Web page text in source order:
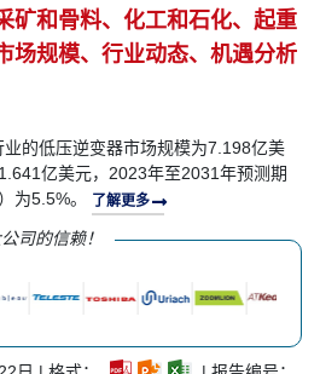
矿和骨料、化工和石化、起重
规模、行业动态、机遇分析
的低压逆变器市场规模为7.198亿美
亿美元，2023年至2031年预测期
为5.5%。
了解更多
司的信赖！